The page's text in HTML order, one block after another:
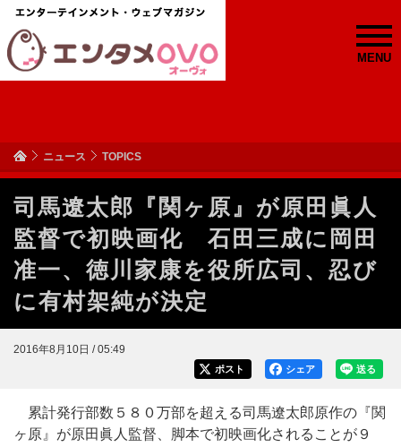
MENU
ニュース TOPICS
司馬遼太郎『関ヶ原』が原田眞人
監督で初映画化 石田三成に岡田
准一、徳川家康を役所広司、忍び
に有村架純が決定
2016年8月10日 / 05:49
送る
シェア
ポスト
累計発行部数５８０万部を超える司馬遼太郎原作の『関
ヶ原』が原田眞人監督、脚本で初映画化されることが９